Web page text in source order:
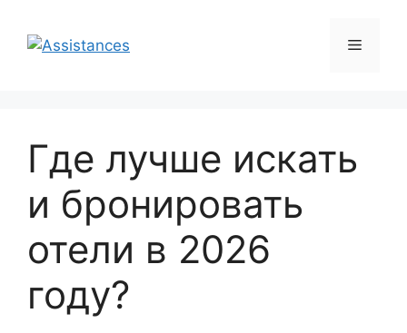
содержимому
Меню
Где лучше искать
и бронировать
отели в 2026
году?